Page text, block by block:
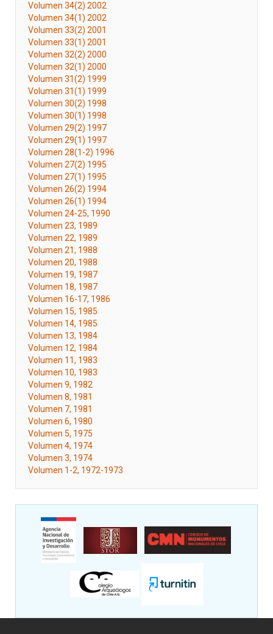
Volumen 34(2) 2002
Volumen 34(1) 2002
Volumen 33(2) 2001
Volumen 33(1) 2001
Volumen 32(2) 2000
Volumen 32(1) 2000
Volumen 31(2) 1999
Volumen 31(1) 1999
Volumen 30(2) 1998
Volumen 30(1) 1998
Volumen 29(2) 1997
Volumen 29(1) 1997
Volumen 28(1-2) 1996
Volumen 27(2) 1995
Volumen 27(1) 1995
Volumen 26(2) 1994
Volumen 26(1) 1994
Volumen 24-25, 1990
Volumen 23, 1989
Volumen 22, 1989
Volumen 21, 1988
Volumen 20, 1988
Volumen 19, 1987
Volumen 18, 1987
Volumen 16-17, 1986
Volumen 15, 1985
Volumen 14, 1985
Volumen 13, 1984
Volumen 12, 1984
Volumen 11, 1983
Volumen 10, 1983
Volumen 9, 1982
Volumen 8, 1981
Volumen 7, 1981
Volumen 6, 1980
Volumen 5, 1975
Volumen 4, 1974
Volumen 3, 1974
Volumen 1-2, 1972-1973